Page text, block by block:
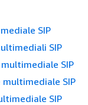
SIP
SIP
SIP
SIP
SIP